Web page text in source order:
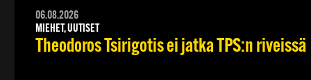
06.08.2026
MIEHET, UUTISET
Theodoros Tsirigotis ei jatka TPS:n riveissä